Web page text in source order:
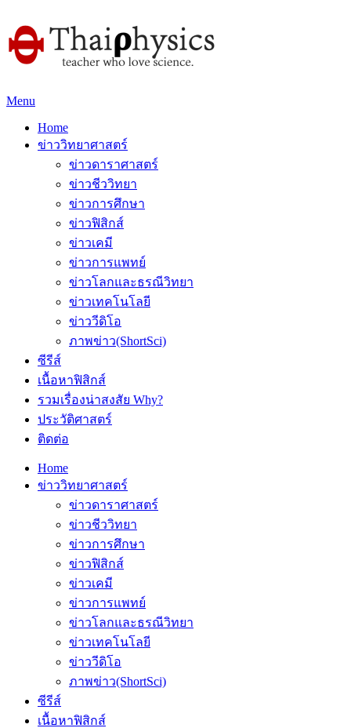
Menu
Home
ข่าววิทยาศาสตร์
ข่าวดาราศาสตร์
ข่าวชีววิทยา
ข่าวการศึกษา
ข่าวฟิสิกส์
ข่าวเคมี
ข่าวการแพทย์
ข่าวโลกและธรณีวิทยา
ข่าวเทคโนโลยี
ข่าววีดิโอ
ภาพข่าว(ShortSci)
ซีรีส์
เนื้อหาฟิสิกส์
รวมเรื่องน่าสงสัย Why?
ประวัติศาสตร์
ติดต่อ
Home
ข่าววิทยาศาสตร์
ข่าวดาราศาสตร์
ข่าวชีววิทยา
ข่าวการศึกษา
ข่าวฟิสิกส์
ข่าวเคมี
ข่าวการแพทย์
ข่าวโลกและธรณีวิทยา
ข่าวเทคโนโลยี
ข่าววีดิโอ
ภาพข่าว(ShortSci)
ซีรีส์
เนื้อหาฟิสิกส์